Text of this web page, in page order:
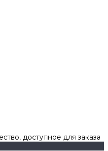
доступное для заказа